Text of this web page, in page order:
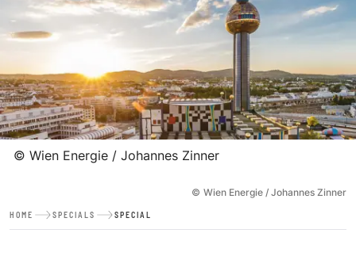
© Wien Energie / Johannes Zinner
© Wien Energie / Johannes Zinner
HOME SPECIALS SPECIAL